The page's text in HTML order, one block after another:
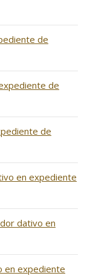
de
de
de
en expediente
dativo en
en expediente